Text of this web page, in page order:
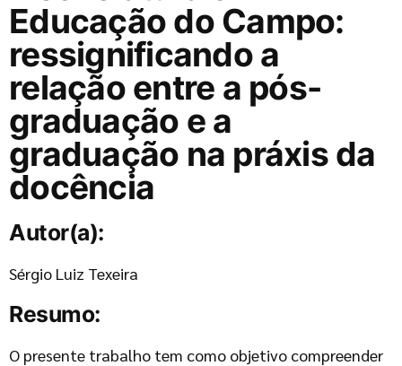
Educação do Campo:
ressignificando a
relação entre a pós-
graduação e a
graduação na práxis da
docência
Autor(a):
Sérgio Luiz Texeira
Resumo:
O presente trabalho tem como objetivo compreender